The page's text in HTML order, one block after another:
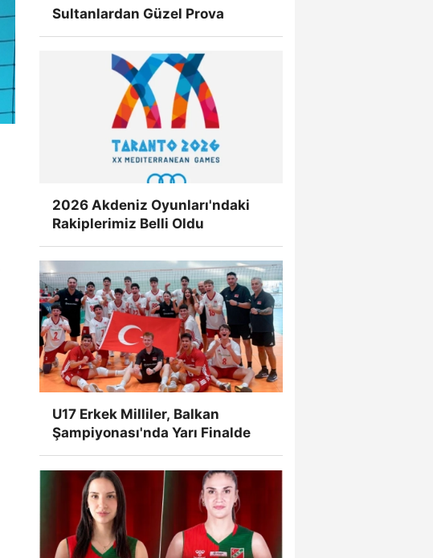
Sultanlardan Güzel Prova
2026 Akdeniz Oyunları'ndaki
Rakiplerimiz Belli Oldu
U17 Erkek Milliler, Balkan
Şampiyonası'nda Yarı Finalde